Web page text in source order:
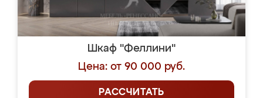
Шкаф "Феллини"
Цена: от 90 000 руб.
РАССЧИТАТЬ